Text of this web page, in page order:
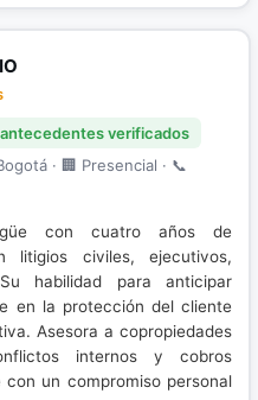
verificados
· 🏢 Presencial · 📞
con cuatro años de
litigios civiles, ejecutivos,
habilidad para anticipar
en la protección del cliente
Asesora a copropiedades
internos y cobros
un compromiso personal